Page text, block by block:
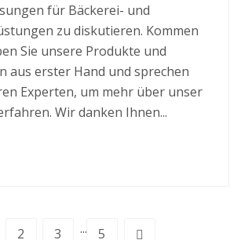
für Bäckerei- und
zu diskutieren. Kommen
Sie unsere Produkte und
aus erster Hand und sprechen
Experten, um mehr über unser
Wir danken Ihnen...
2 3 ... 5